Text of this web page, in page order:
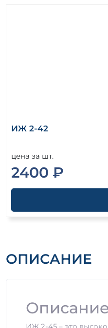
ИЖ 2-42
цена за шт.
2400 ₽
ОПИСАНИЕ